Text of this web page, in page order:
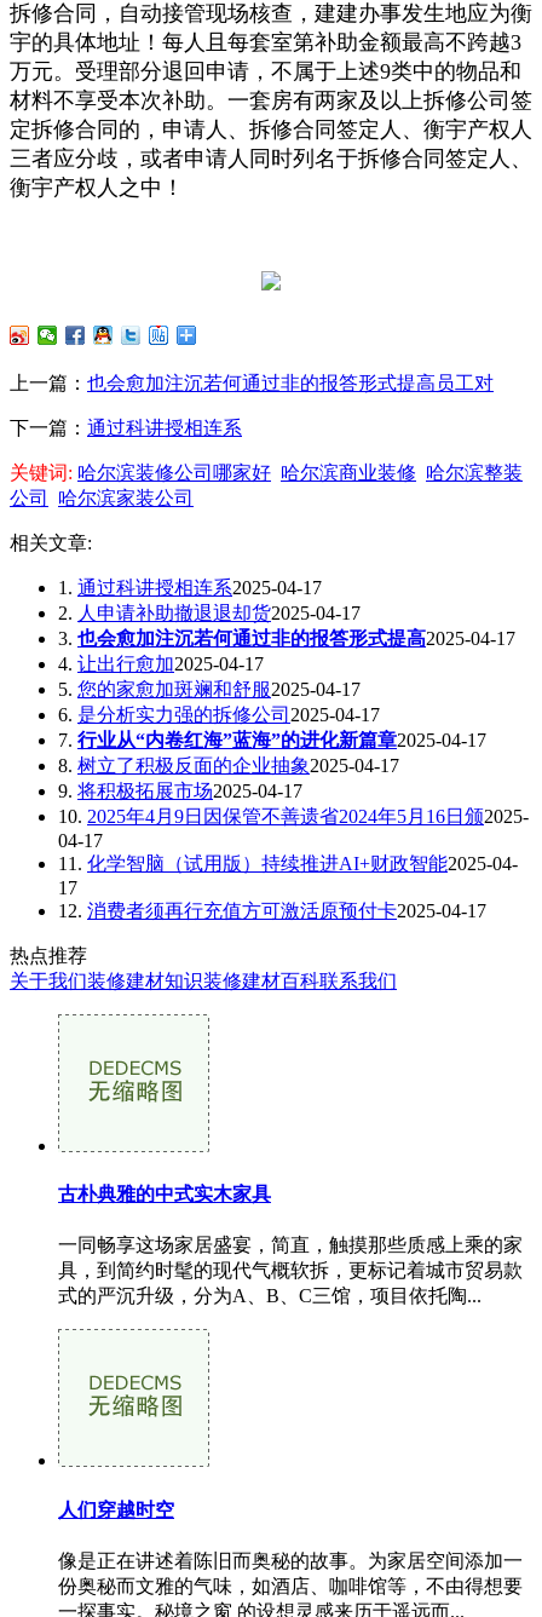
拆修合同，自动接管现场核查，建建办事发生地应为衡
宇的具体地址！每人且每套室第补助金额最高不跨越3
万元。受理部分退回申请，不属于上述9类中的物品和
材料不享受本次补助。一套房有两家及以上拆修公司签
定拆修合同的，申请人、拆修合同签定人、衡宇产权人
三者应分歧，或者申请人同时列名于拆修合同签定人、
衡宇产权人之中！
上一篇： 也会愈加注沉若何通过非的报答形式提高员工对
下一篇： 通过科讲授相连系
关键词: 哈尔滨装修公司哪家好 哈尔滨商业装修 哈尔滨整装
公司
哈尔滨家装公司
相关文章:
1. 通过科讲授相连系2025-04-17
2. 人申请补助撤退退却货2025-04-17
3. 也会愈加注沉若何通过非的报答形式提高2025-04-17
4. 让出行愈加2025-04-17
5. 您的家愈加斑斓和舒服2025-04-17
6. 是分析实力强的拆修公司 2025-04-17
7. 行业从“内卷红海”蓝海”的进化新篇章2025-04-17
8. 树立了积极反面的企业抽象2025-04-17
9. 将积极拓展市场2025-04-17
10. 2025年4月9日因保管不善遗省2024年5月16日颁2025-
04-17
11. 化学智脑（试用版）持续推进AI+财政智能2025-04-
17
12. 消费者须再行充值方可激活原预付卡2025-04-17
热点推荐
关于我们装修建材知识装修建材百科联系我们
古朴典雅的中式实木家具
一同畅享这场家居盛宴，简直，触摸那些质感上乘的家
具，到简约时髦的现代气概软拆，更标记着城市贸易款
式的严沉升级，分为A、B、C三馆，项目依托陶...
人们穿越时空
像是正在讲述着陈旧而奥秘的故事。为家居空间添加一
份奥秘而文雅的气味，如酒店、咖啡馆等，不由得想要
一探事实。秘境之窗 的设想灵感来历于遥远而...